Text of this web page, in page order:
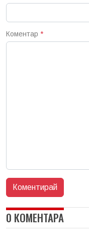
Коментар *
0 КОМЕНТАРА